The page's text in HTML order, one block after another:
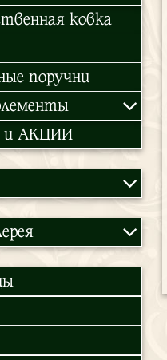
ковка
поручни
и АКЦИИ